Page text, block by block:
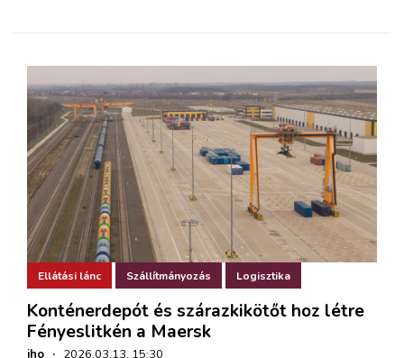
Ellátási lánc Szállítmányozás Logisztika
Konténerdepót és szárazkikötőt hoz létre
Fényeslitkén a Maersk
iho · 2026.03.13. 15:30